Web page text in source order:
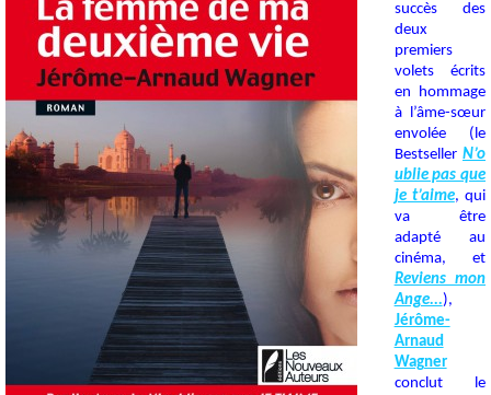
succès des
deux
premiers
volets écrits
en hommage
à l’âme-sœur
envolée (le
Bestseller N’o
ublie pas que
je t’aime, qui
va être
adapté au
cinéma, et
Reviens mon
Ange...),
Jérôme-
Arnaud
Wagner
conclut le